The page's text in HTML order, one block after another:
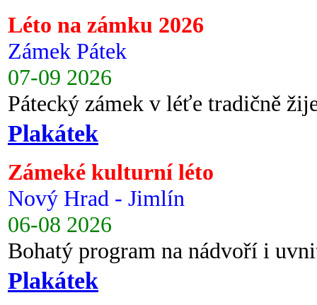
Léto na zámku 2026
Zámek Pátek
07-09 2026
Pátecký zámek v léťe tradičně
Plakátek
Zámeké kulturní léto
Nový Hrad - Jimlín
06-08 2026
Bohatý program na nádvoří i
Plakátek